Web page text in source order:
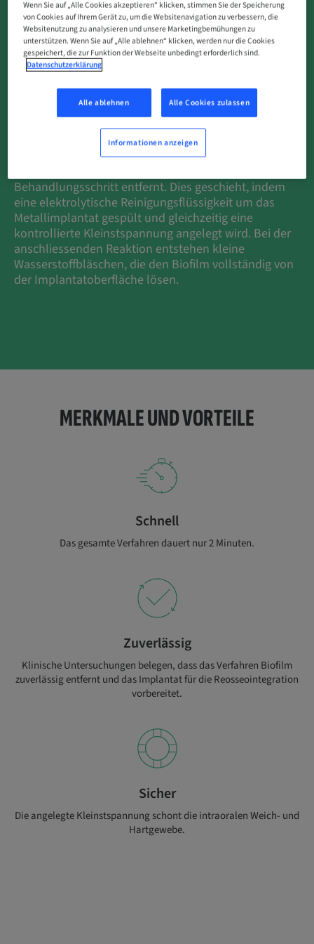
schafft optimale Voraussetzungen für eine
Reosseointegration der gereinigten Implantate.
GalvoSurge® Verfahren zur Reinigung und
Dekontamination betroffener Dentalimplantate,
revolutioniert die Periimplantitistherapie. Der Biofilm,
eine der Hauptursachen für die Entzündungsreaktion
im periimplantären Gewebe, sowie alle anhaftenden
Behandlungsschritt entfernt. Dies geschieht, indem
eine elektrolytische Reinigungsflüssigkeit um das
Metallimplantat gespült und gleichzeitig eine
kontrollierte Kleinstspannung angelegt wird. Bei der
anschliessenden Reaktion entstehen kleine
Wasserstoffbläschen, die den Biofilm vollständig von
der Implantatoberfläche lösen.
MERKMALE UND VORTEILE
Schnell
Das gesamte Verfahren dauert nur 2 Minuten.
Zuverlässig
Klinische Untersuchungen belegen, dass das Verfahren Biofilm
zuverlässig entfernt und das Implantat für die Reosseointegration
vorbereitet.
Sicher
Die angelegte Kleinstspannung schont die intraoralen Weich- und
Hartgewebe.
Wenn Sie auf „Alle Cookies akzeptieren“ klicken, stimmen Sie der Speicherung
von Cookies auf Ihrem Gerät zu, um die Websitenavigation zu verbessern, die
Websitenutzung zu analysieren und unsere Marketingbemühungen zu
unterstützen. Wenn Sie auf „Alle ablehnen“ klicken, werden nur die Cookies
gespeichert, die zur Funktion der Webseite unbedingt erforderlich sind.
Datenschutzerklärung
Alle ablehnen Alle Cookies zulassen
Informationen anzeigen